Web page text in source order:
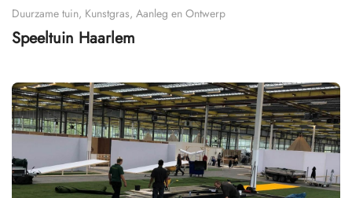
Duurzame tuin, Kunstgras, Aanleg en Ontwerp
Speeltuin Haarlem